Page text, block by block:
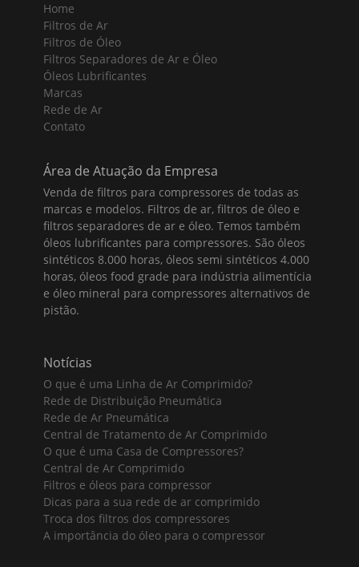
Home
Filtros de Ar
Filtros de Óleo
Filtros Separadores de Ar e Óleo
Óleos Lubrificantes
Marcas
Rede de Ar
Contato
Área de Atuação da Empresa
Venda de filtros para compressores de todas as
marcas e modelos. Filtros de ar, filtros de óleo e
filtros separadores de ar e óleo. Temos também
óleos lubrificantes para compressores. São óleos
sintéticos 8.000 horas, óleos semi sintéticos 4.000
horas, óleos food grade para indústria alimentícia
e óleo mineral para compressores alternativos de
pistão.
Notícias
O que é uma Linha de Ar Comprimido?
Rede de Distribuição Pneumática
Rede de Ar Pneumática
Central de Tratamento de Ar Comprimido
O que é uma Casa de Compressores?
Central de Ar Comprimido
Filtros e óleos para compressor
Dicas para a sua rede de ar comprimido
Troca dos filtros dos compressores
A importância do óleo para o compressor